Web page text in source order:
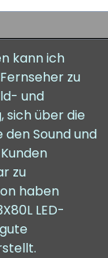
kann ich
zu
und
sich über die
Sound und
zu
haben
LED-